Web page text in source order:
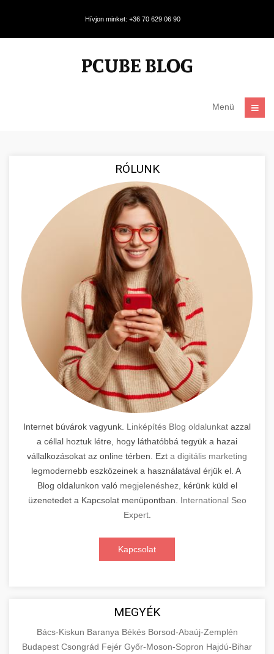
Hívjon minket: +36 70 629 06 90
Menü
RÓLUNK
Internet búvárok vagyunk. Linképítés Blog oldalunkat azzal
a céllal hoztuk létre, hogy láthatóbbá tegyük a hazai
vállalkozásokat az online térben. Ezt a digitális marketing
legmodernebb eszközeinek a használatával érjük el. A
Blog oldalunkon való megjelenéshez,
kérünk küld el
üzenetedet a Kapcsolat menüpontban. International Seo
Expert.
Kapcsolat
MEGYÉK
Bács-Kiskun Baranya Békés Borsod-Abaúj-Zemplén
Budapest Csongrád Fejér Győr-Moson-Sopron Hajdú-Bihar